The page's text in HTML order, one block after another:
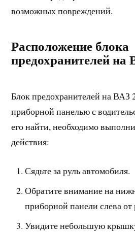
возможных повреждений.
Расположение блока
предохранителей на
Блок предохранителей на ВАЗ
приборной панелью с
его найти, необходимо
действия:
Сядьте за руль автомобиля.
Обратите внимание на
приборной панели слева от
Увидите небольшую